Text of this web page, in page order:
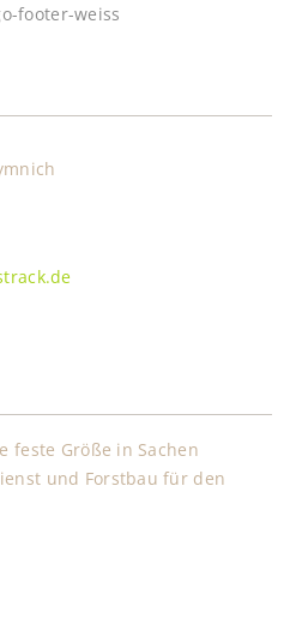
feste Größe in Sachen
und Forstbau für den